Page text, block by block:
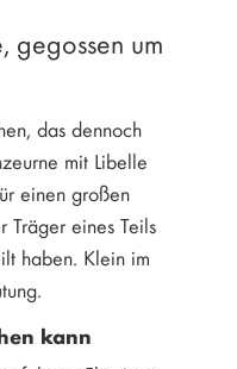
gegossen um
das dennoch
mit Libelle
einen großen
Träger eines Teils
haben. Klein im
kann